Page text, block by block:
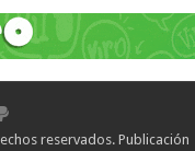
reservados. Publicación